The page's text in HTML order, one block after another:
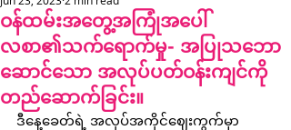
ဝန်ထမ်းအတွေ့အကြုံအပေါ်
လစာ၏သက်ရောက်မှု- အပြုသဘော
ဆောင်သော အလုပ်ပတ်ဝန်းကျင်ကို
တည်ဆောက်ခြင်း။
ဒီနေ့ခေတ်ရဲ့ အလုပ်အကိုင်ဈေးကွက်မှာ